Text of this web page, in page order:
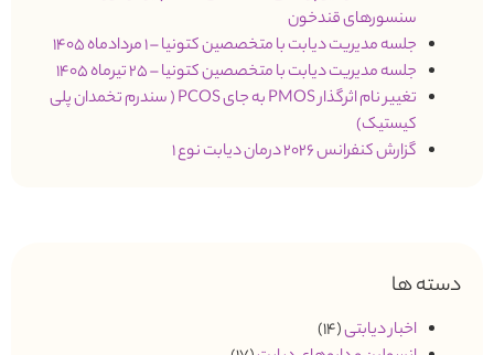
سنسورهای قندخون
جلسه مدیریت دیابت با متخصصین کتونیا – 1 مردادماه 1405
جلسه مدیریت دیابت با متخصصین کتونیا – 25 تیرماه 1405
تغییر نام اثرگذار PMOS به جای PCOS ( سندرم تخمدان پلی
کیستیک)
گزارش کنفرانس 2026 درمان دیابت نوع 1
دسته ها
اخبار دیابتی(14)